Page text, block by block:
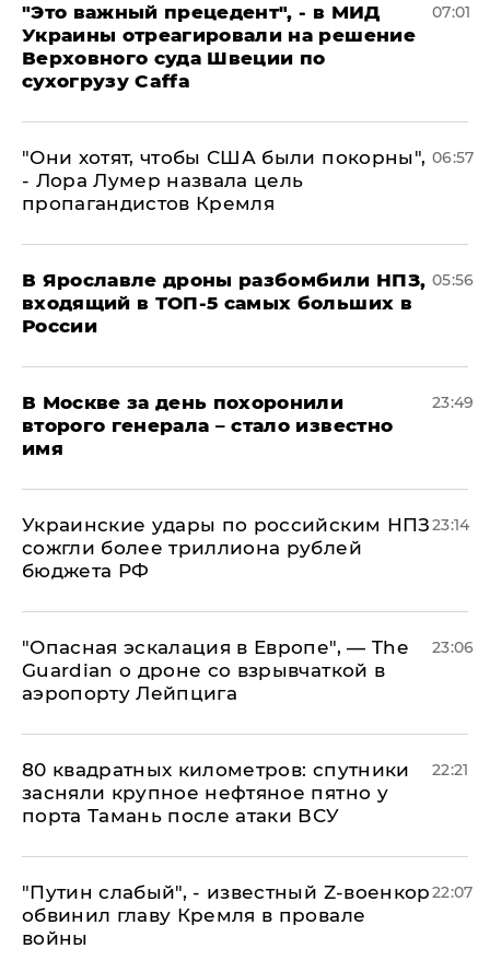
"Это важный прецедент", - в МИД
Украины отреагировали на решение
Верховного суда Швеции по
сухогрузу Caffa
07:01
"Они хотят, чтобы США были покорны",
- Лора Лумер назвала цель
пропагандистов Кремля
06:57
В Ярославле дроны разбомбили НПЗ,
входящий в ТОП-5 самых больших в
России
05:56
В Москве за день похоронили
второго генерала – стало известно
имя
23:49
Украинские удары по российским НПЗ
сожгли более триллиона рублей
бюджета РФ
23:14
"Опасная эскалация в Европе", — The
Guardian о дроне со взрывчаткой в
аэропорту Лейпцига
23:06
80 квадратных километров: спутники
засняли крупное нефтяное пятно у
порта Тамань после атаки ВСУ
22:21
​"Путин слабый", - известный Z-военкор
обвинил главу Кремля в провале
войны
22:07